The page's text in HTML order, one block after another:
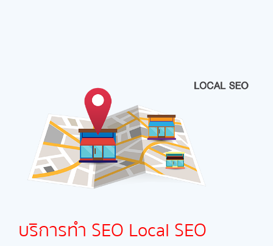
บริการทำ SEO Local SEO